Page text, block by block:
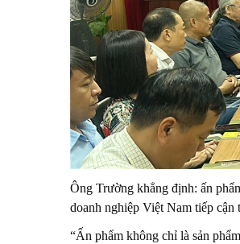
Ông Trường khẳng định: ấn
doanh nghiệp Việt Nam tiếp
“Ấn phẩm không chỉ là sản